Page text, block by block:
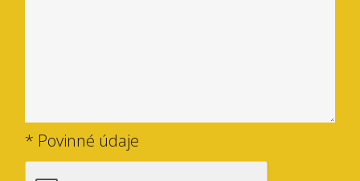
* Povinné údaje